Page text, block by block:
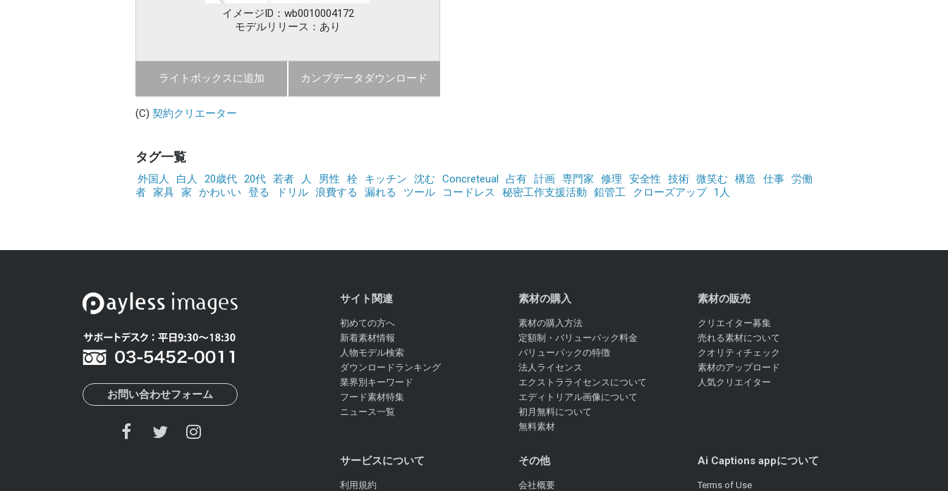
イメージID：wb0010004172
モデルリリース：あり
ライトボックスに追加 カンプデータダウンロード
(C) 契約クリエーター
タグ一覧
外国人 白人 20歳代 20代 若者 人 男性 栓 キッチン 沈む Concreteual 占有 計画 専門家 修理 安全性 技術 微笑む 構造 仕事 労働
者 家具 家 かわいい 登る ドリル 浪費する 漏れる ツール コードレス 秘密工作支援活動 鉛管工 クローズアップ 1人
お問い合わせフォーム
サイト関連
初めての方へ
新着素材情報
人物モデル検索
ダウンロードランキング
業界別キーワード
フード素材特集
ニュース一覧
素材の購入
素材の購入方法
定額制・バリューパック料金
バリューパックの特徴
法人ライセンス
エクストラライセンスについて
エディトリアル画像について
初月無料について
無料素材
素材の販売
クリエイター募集
売れる素材について
クオリティチェック
素材のアップロード
人気クリエイター
サービスについて
利用規約
その他
会社概要
Ai Captions appについて
Terms of Use